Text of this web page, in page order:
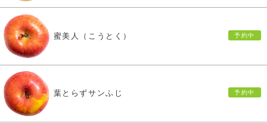
蜜美人（こうとく）
葉とらずサンふじ